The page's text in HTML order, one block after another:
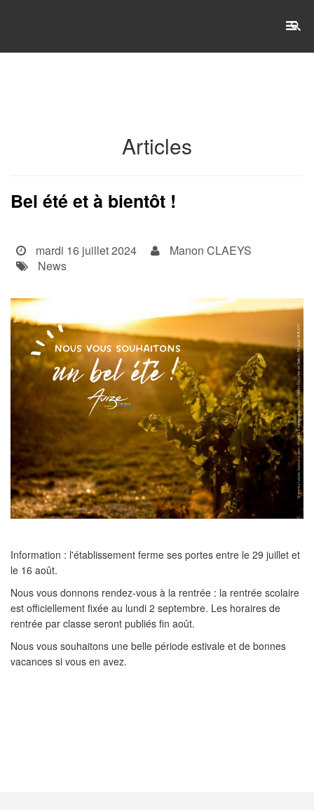
Articles
Bel été et à bientôt !
mardi 16 juillet 2024
Manon CLAEYS
News
Information : l'établissement ferme ses portes entre le 29 juillet et
le 16 août.
Nous vous donnons rendez-vous à la rentrée : la rentrée scolaire
est officiellement fixée au lundi 2 septembre. Les horaires de
rentrée par classe seront publiés fin août.
Nous vous souhaitons une belle période estivale et de bonnes
vacances si vous en avez.
L'établissement
Actualités